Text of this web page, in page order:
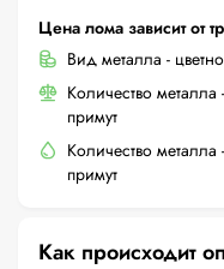
Цена лома зависит от
Вид металла -
Количество
примут
Количество
примут
Как происходит